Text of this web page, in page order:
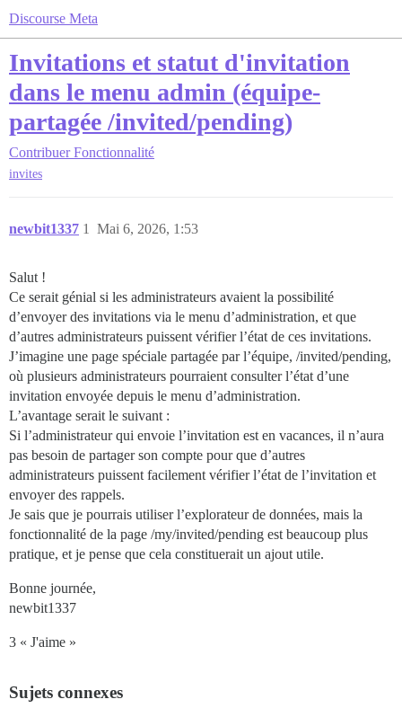
Discourse Meta
Invitations et statut d'invitation
dans le menu admin (équipe-
partagée /invited/pending)
Contribuer Fonctionnalité
invites
newbit1337 Mai 6, 2026, 1:53
1
Salut !
Ce serait génial si les administrateurs avaient la possibilité
d’envoyer des invitations via le menu d’administration, et que
d’autres administrateurs puissent vérifier l’état de ces invitations.
J’imagine une page spéciale partagée par l’équipe, /invited/pending,
où plusieurs administrateurs pourraient consulter l’état d’une
invitation envoyée depuis le menu d’administration.
L’avantage serait le suivant :
Si l’administrateur qui envoie l’invitation est en vacances, il n’aura
pas besoin de partager son compte pour que d’autres
administrateurs puissent facilement vérifier l’état de l’invitation et
envoyer des rappels.
Je sais que je pourrais utiliser l’explorateur de données, mais la
fonctionnalité de la page /my/invited/pending est beaucoup plus
pratique, et je pense que cela constituerait un ajout utile.
Bonne journée,
newbit1337
3 « J'aime »
Sujets connexes